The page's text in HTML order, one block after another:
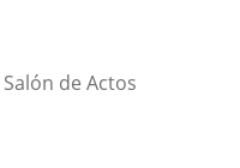
Salón de Actos